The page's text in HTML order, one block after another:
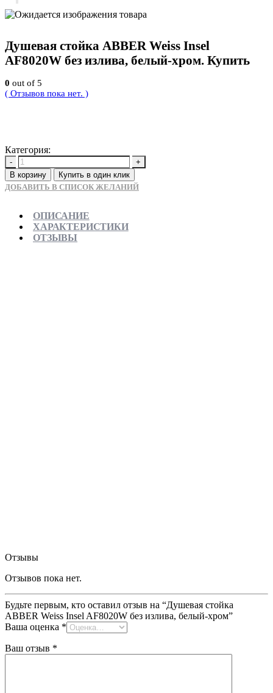
Душевая стойка ABBER Weiss Insel
AF8020W без излива, белый-хром. Купить
0 out of 5
( Отзывов пока нет. )
Категория:
-
+
В корзину
Купить в один клик
ДОБАВИТЬ В СПИСОК ЖЕЛАНИЙ
ОПИСАНИЕ
ХАРАКТЕРИСТИКИ
ОТЗЫВЫ
Отзывы
Отзывов пока нет.
Будьте первым, кто оставил отзыв на “Душевая стойка
ABBER Weiss Insel AF8020W без излива, белый-хром”
Ваша оценка *
Ваш отзыв *